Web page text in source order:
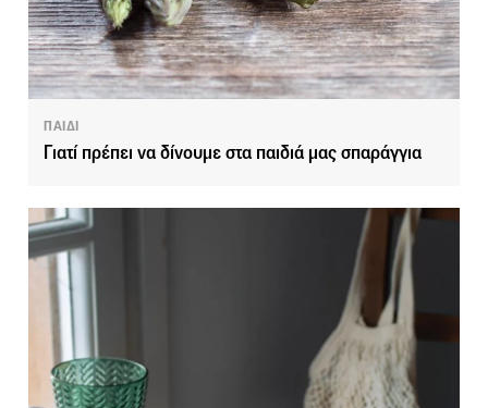
ΠΑΙΔΙ
Γιατί πρέπει να δίνουμε στα παιδιά μας σπαράγγια